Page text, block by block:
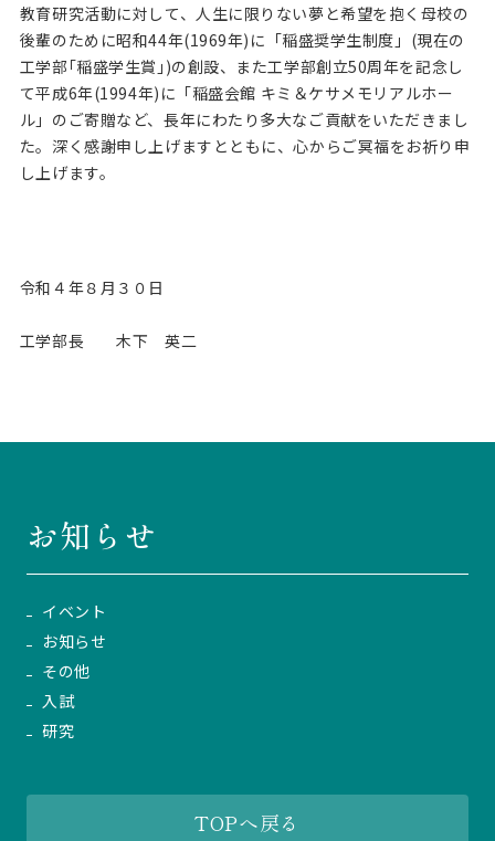
教育研究活動に対して、人生に限りない夢と希望を抱く母校の
後輩のために昭和44年(1969年)に「稲盛奨学生制度」(現在の
工学部｢稲盛学生賞｣)の創設、また工学部創立50周年を記念し
て平成6年(1994年)に「稲盛会館 キミ＆ケサメモリアルホー
ル」のご寄贈など、長年にわたり多大なご貢献をいただきまし
た。深く感謝申し上げますとともに、心からご冥福をお祈り申
し上げます。
令和４年８月３０日
工学部長 木下 英二
お知らせ
イベント
お知らせ
その他
入試
研究
TOPへ戻る